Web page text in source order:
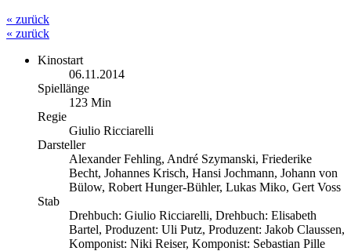
« zurück
« zurück
Kinostart
06.11.2014
Spiellänge
123 Min
Regie
Giulio Ricciarelli
Darsteller
Alexander Fehling, André Szymanski, Friederike
Becht, Johannes Krisch, Hansi Jochmann, Johann von
Bülow, Robert Hunger-Bühler, Lukas Miko, Gert Voss
Stab
Drehbuch: Giulio Ricciarelli, Drehbuch: Elisabeth
Bartel, Produzent: Uli Putz, Produzent: Jakob Claussen,
Komponist: Niki Reiser, Komponist: Sebastian Pille